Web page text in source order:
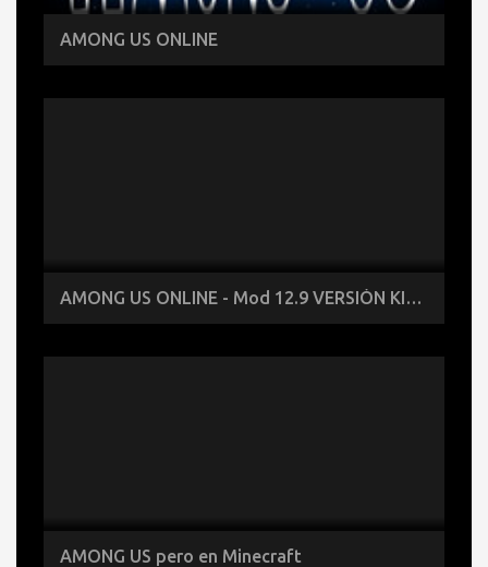
AMONG US ONLINE
AMONG US ONLINE - Mod 12.9 VERSIÓN KIRBY de Among Us
AMONG US pero en Minecraft